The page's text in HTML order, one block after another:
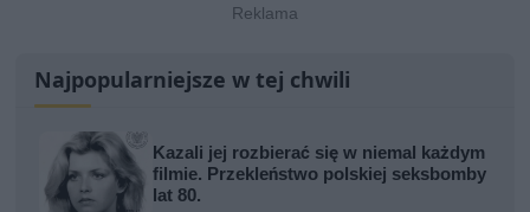
Najpopularniejsze w tej chwili
Kazali jej rozbierać się w niemal każdym
filmie. Przekleństwo polskiej seksbomby
lat 80.